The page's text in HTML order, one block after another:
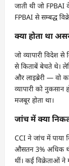
जाती थी जो
FPBAI से सम्बद्ध
क्या होता था
जो व्यापारी विदेश
से किताबें बेचते थे।
और लाइब्रेरी — वो
व्यापारी को
मजबूर होता था।
जांच में क्या
CCI ने जांच में पाया
औसतन 3% अधिक
थीं। कई विक्रेताओं ने